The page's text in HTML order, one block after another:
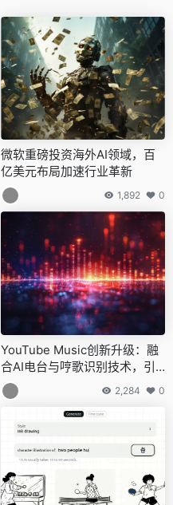
微软重磅投资海外AI领域，百
亿美元布局加速行业革新
1,892 0
YouTube Music创新升级：融
合AI电台与哼歌识别技术，引
领智能音乐发现新风尚 2,284 0